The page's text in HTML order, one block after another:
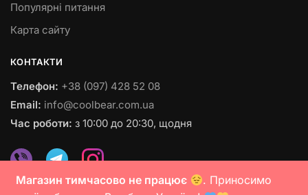
Магазин тимчасово не працює
. Приносимо
Популярні питання
Карта сайту
КОНТАКТИ
Телефон: +38 (097) 428 52 08
Email: info@coolbear.com.ua
Час роботи: з 10:00 до 20:30, щодня